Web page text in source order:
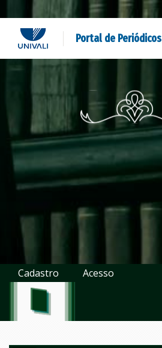
Portal de Periódicos
Cadastro Acesso